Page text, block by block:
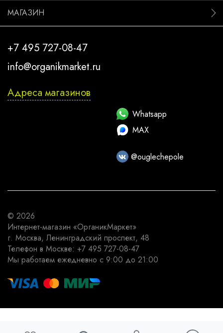
МАГАЗИН
+7 495 727-08-47
info@organikmarket.ru
Адреса магазинов
Whatsapp
MAX
@ouglechepole
© 2026
Интернет-магазин «ОрганикМаркет»
г. Москва, Ленинградский проспект, 48
Телефон в Москве: +7 495 727-08-47
Мы работаем ежедневно с 9:00 до 21:00